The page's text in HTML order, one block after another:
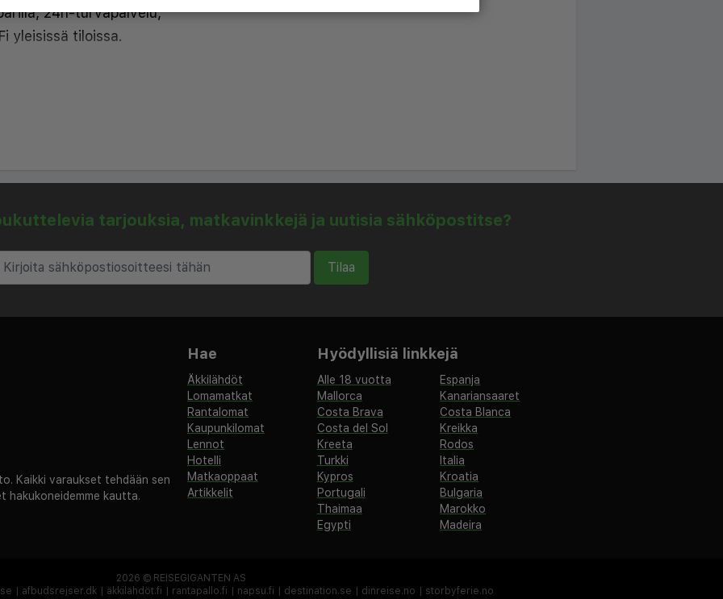
24h-turvapalvelu,
yleisissä tiloissa.
ja satelliitti-tv.
tarjouksia, matkavinkkejä ja uutisia sähköpostitse?
Tilaa
Kaikki varaukset tehdään sen
hakukoneidemme kautta.
Hae
Äkkilähdöt
Lomamatkat
Rantalomat
Kaupunkilomat
Lennot
Hotelli
Matkaoppaat
Artikkelit
Hyödyllisiä linkkejä
Alle 18 vuotta
Espanja
Mallorca
Kanariansaaret
Costa Brava
Costa Blanca
Costa del Sol
Kreikka
Kreeta
Rodos
Turkki
Italia
Kypros
Kroatia
Portugali
Bulgaria
Thaimaa
Marokko
Egypti
Madeira
2026 © REISEGIGANTEN AS
afbudsrejser.dk äkkilähdöt.fi rantapallo.fi napsu.fi destination.se dinreise.no storbyferie.no